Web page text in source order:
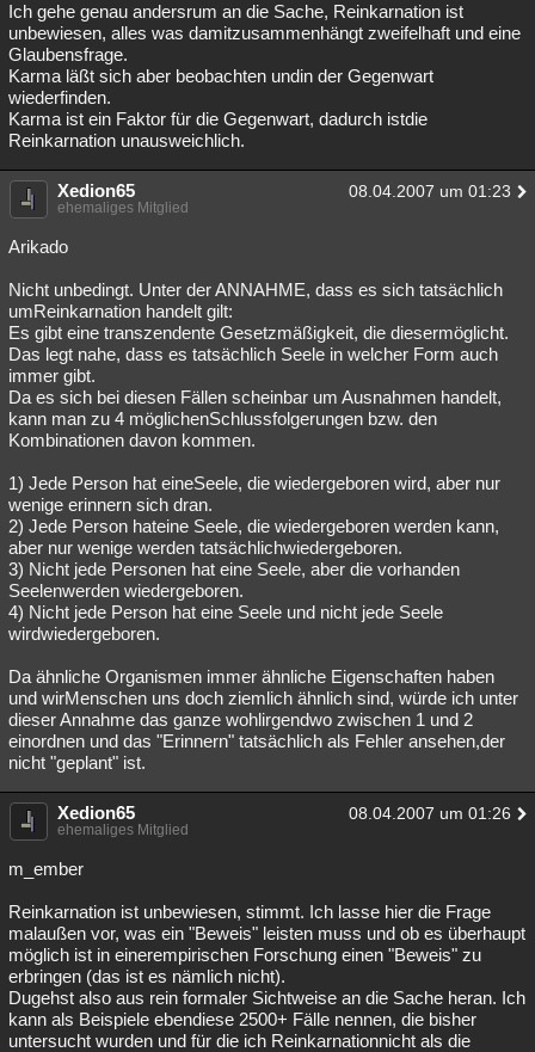
Ich gehe genau andersrum an die Sache, Reinkarnation ist
unbewiesen, alles was damitzusammenhängt zweifelhaft und eine
Glaubensfrage.
Karma läßt sich aber beobachten undin der Gegenwart
wiederfinden.
Karma ist ein Faktor für die Gegenwart, dadurch istdie
Reinkarnation unausweichlich.
Xedion65 08.04.2007 um 01:23
ehemaliges Mitglied
Arikado
Nicht unbedingt. Unter der ANNAHME, dass es sich tatsächlich
umReinkarnation handelt gilt:
Es gibt eine transzendente Gesetzmäßigkeit, die diesermöglicht.
Das legt nahe, dass es tatsächlich Seele in welcher Form auch
immer gibt.
Da es sich bei diesen Fällen scheinbar um Ausnahmen handelt,
kann man zu 4 möglichenSchlussfolgerungen bzw. den
Kombinationen davon kommen.
1) Jede Person hat eineSeele, die wiedergeboren wird, aber nur
wenige erinnern sich dran.
2) Jede Person hateine Seele, die wiedergeboren werden kann,
aber nur wenige werden tatsächlichwiedergeboren.
3) Nicht jede Personen hat eine Seele, aber die vorhanden
Seelenwerden wiedergeboren.
4) Nicht jede Person hat eine Seele und nicht jede Seele
wirdwiedergeboren.
Da ähnliche Organismen immer ähnliche Eigenschaften haben
und wirMenschen uns doch ziemlich ähnlich sind, würde ich unter
dieser Annahme das ganze wohlirgendwo zwischen 1 und 2
einordnen und das "Erinnern" tatsächlich als Fehler ansehen,der
nicht "geplant" ist.
Xedion65 08.04.2007 um 01:26
ehemaliges Mitglied
m_ember
Reinkarnation ist unbewiesen, stimmt. Ich lasse hier die Frage
malaußen vor, was ein "Beweis" leisten muss und ob es überhaupt
möglich ist in einerempirischen Forschung einen "Beweis" zu
erbringen (das ist es nämlich nicht).
Dugehst also aus rein formaler Sichtweise an die Sache heran. Ich
kann als Beispiele ebendiese 2500+ Fälle nennen, die bisher
untersucht wurden und für die ich Reinkarnationnicht als die